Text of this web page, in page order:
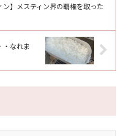
ン】メスティン界の覇権を取った
・なれま